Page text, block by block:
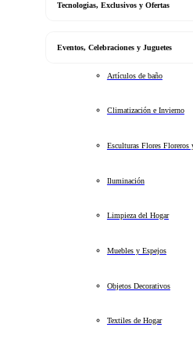
Tecnologias, Exclusivos y Ofertas
Eventos, Celebraciones y Juguetes
Artículos de baño
Climatización e Invierno
Esculturas Flores Floreros
Iluminación
Limpieza del Hogar
Muebles y Espejos
Objetos Decorativos
Textiles de Hogar